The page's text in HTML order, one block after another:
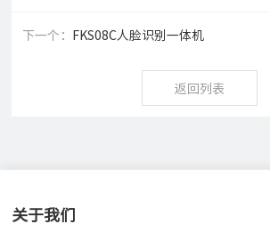
下一个： FKS08C人脸识别一体机
返回列表
关于我们